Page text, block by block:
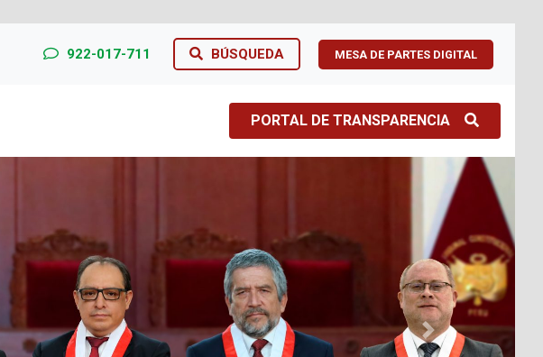
922-017-711 BÚSQUEDA MESA DE PARTES DIGITAL
PORTAL DE TRANSPARENCIA
Next